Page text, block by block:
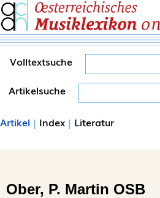
Volltextsuche
Artikelsuche
Artikel | Index | Literatur
Ober, P. Martin OSB